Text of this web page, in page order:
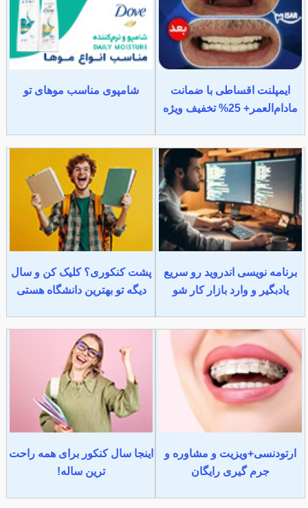
ایمپلنت اقساطی با ضمانت
مادام‌العمر+ 25% تخفیف ویژه
شامپوی مناسب موهای تو
برنامه نویسی اندروید رو سریع
یادبگیر و وارد بازار کار شو
پشت کنکوری؟ کلیک کن و سال
دیگه تو بهترین دانشگاه هستی
ارتودنسی+ویزیت و مشاوره و
جرم گیری رایگان
اینجا سال کنکور برای همه راحت
ترین ساله!